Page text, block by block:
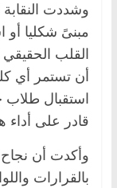
وشددت
مبنىً شكليا أو
القلب الحقيقي
أن تستمر أي
استقبال
قادر على أداء
وأكدت أن نجاح
بالقرارات